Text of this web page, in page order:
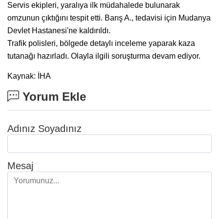
Servis ekipleri, yaralıya ilk müdahalede bulunarak
omzunun çıktığını tespit etti. Barış A., tedavisi için Mudanya
Devlet Hastanesi'ne kaldırıldı.
Trafik polisleri, bölgede detaylı inceleme yaparak kaza
tutanağı hazırladı. Olayla ilgili soruşturma devam ediyor.
Kaynak: İHA
Yorum Ekle
Adınız Soyadınız
Mesaj